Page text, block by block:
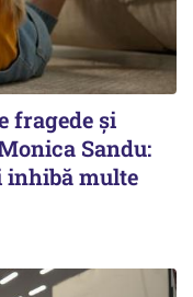
fragede și
Sandu:
inhibă multe